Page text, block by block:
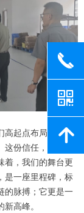
高起点布局下的深
份信任，是合作
着，我们的舞台更
是一座里程碑，标
的脉搏；它更是一
高峰。
끅
낃
녕